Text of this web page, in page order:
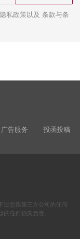
私政策以及 条款与条
广告服务 投函投稿
过您跟第三方公司的任何
任何损失负责。